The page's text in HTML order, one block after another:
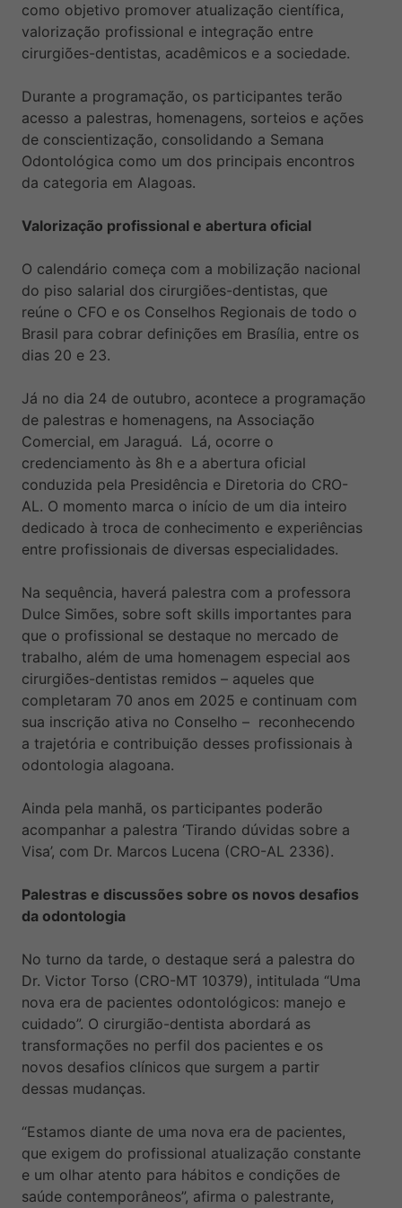
como objetivo promover atualização científica,
valorização profissional e integração entre
cirurgiões-dentistas, acadêmicos e a sociedade.
Durante a programação, os participantes terão
acesso a palestras, homenagens, sorteios e ações
de conscientização, consolidando a Semana
Odontológica como um dos principais encontros
da categoria em Alagoas.
Valorização profissional e abertura oficial
O calendário começa com a mobilização nacional
do piso salarial dos cirurgiões-dentistas, que
reúne o CFO e os Conselhos Regionais de todo o
Brasil para cobrar definições em Brasília, entre os
dias 20 e 23.
Já no dia 24 de outubro, acontece a programação
de palestras e homenagens, na Associação
Comercial, em Jaraguá. Lá, ocorre o
credenciamento às 8h e a abertura oficial
conduzida pela Presidência e Diretoria do CRO-
AL. O momento marca o início de um dia inteiro
dedicado à troca de conhecimento e experiências
entre profissionais de diversas especialidades.
Na sequência, haverá palestra com a professora
Dulce Simões, sobre soft skills importantes para
que o profissional se destaque no mercado de
trabalho, além de uma homenagem especial aos
cirurgiões-dentistas remidos – aqueles que
completaram 70 anos em 2025 e continuam com
sua inscrição ativa no Conselho – reconhecendo
a trajetória e contribuição desses profissionais à
odontologia alagoana.
Ainda pela manhã, os participantes poderão
acompanhar a palestra ‘Tirando dúvidas sobre a
Visa’, com Dr. Marcos Lucena (CRO-AL 2336).
Palestras e discussões sobre os novos desafios
da odontologia
No turno da tarde, o destaque será a palestra do
Dr. Victor Torso (CRO-MT 10379), intitulada “Uma
nova era de pacientes odontológicos: manejo e
cuidado”. O cirurgião-dentista abordará as
transformações no perfil dos pacientes e os
novos desafios clínicos que surgem a partir
dessas mudanças.
“Estamos diante de uma nova era de pacientes,
que exigem do profissional atualização constante
e um olhar atento para hábitos e condições de
saúde contemporâneos”, afirma o palestrante,